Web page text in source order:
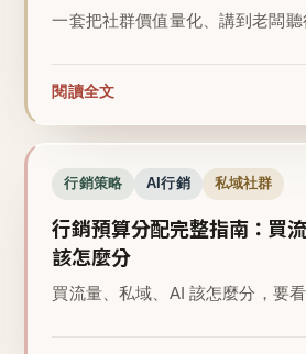
一套把社群價值量化、講到老闆聽
閱讀全文
行銷策略 AI行銷 私域社群
行銷預算分配完整指南：買
該怎麼分
買流量、私域、AI 該怎麼分，要看